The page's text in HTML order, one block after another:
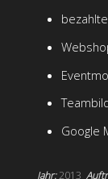
Google
Jahr:2013